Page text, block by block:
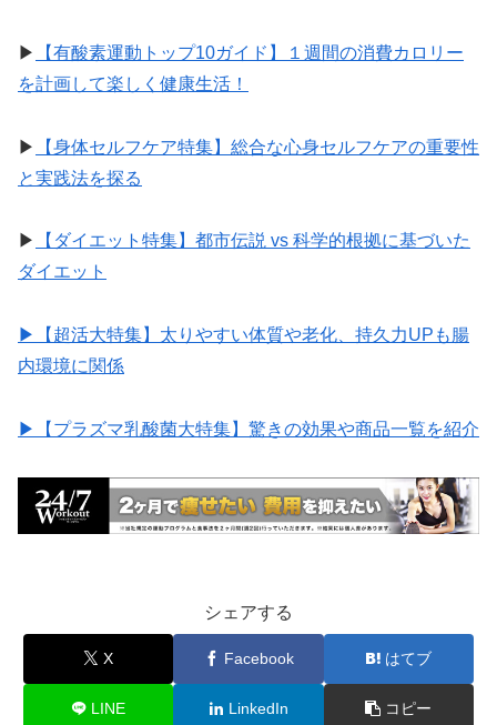
▶︎
【有酸素運動トップ10ガイド】１週間の消費カロリー
を計画して楽しく健康生活！
▶︎
【身体セルフケア特集】総合な心身セルフケアの重要性
と実践法を探る
▶︎
【ダイエット特集】都市伝説 vs 科学的根拠に基づいた
ダイエット
▶︎【超活大特集】太りやすい体質や老化、持久力UPも腸
内環境に関係
▶︎【プラズマ乳酸菌大特集】驚きの効果や商品一覧を紹介
シェアする
X Facebook はてブ
LINE LinkedIn コピー